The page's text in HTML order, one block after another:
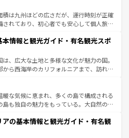
い。
ぜひ体験してほしい。 なお、新着の
ンテンツ一覧を参照してほしい。
る魅力がある。また、優雅なアフタヌーン
好きにはたまらない英国パブ、サッカー観
からこそできる体験も豊富。イギリスを旅
してほしい。
積は九州ほどの広さだが、運行時刻が正確
されており、初心者でも安心して個人旅行
ま残る町や、スイスならではのユニークな
アルプス観光だけでなく町歩きも満喫する
国民の所得が高いため物価も高いが、旅行
ス提供のサービスもあり、うまく活用すれ
本情報と観光ガイド・有名観光スポ
は、広大な土地と多様な文化が魅力の国。
から西海岸のカリフォルニアまで、訪れる
は、観光、ショッピング、エンターテイ
った刺激的なスポットだ。一方、アメリカ
が広がり、グランドキャニオンやイエロー
ンズでは、音楽と美食が融合した独特の
者はアメリカの各地域で異なる魅力を楽
暖な気候に恵まれ、多くの島で構成される
島も独自の魅力をもっている。大自然の神
ない。また、定番の観光地といえばオアフ
然を求めるならマウイ島やカウアイ島が
アの基本情報と観光ガイド・有名観